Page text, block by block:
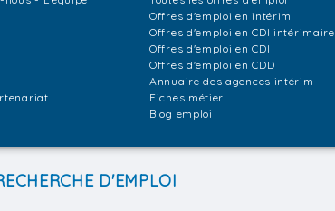
Offres d'emploi en intérim
Offres d'emploi en CDI intérimaire
Offres d'emploi en CDI
Offres d'emploi en CDD
Annuaire des agences intérim
Fiches métier
Blog emploi
D'EMPLOI